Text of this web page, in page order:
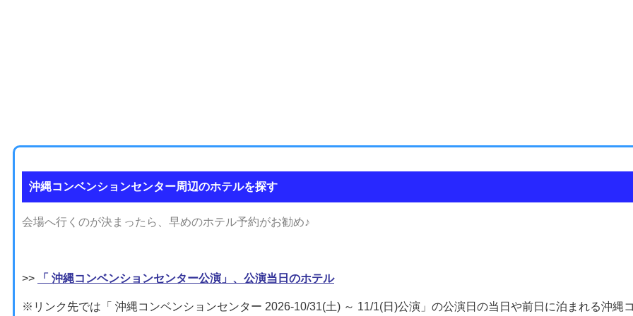
沖縄コンベンションセンター周辺のホテルを探す
会場へ行くのが決まったら、早めのホテル予約がお勧め♪
>> 「 沖縄コンベンションセンター公演」、公演当日のホテル
※リンク先では「 沖縄コンベンションセンター 2026-10/31(土) ～ 11/1(日)公演」の公演日の当日や前日に泊まれる沖縄